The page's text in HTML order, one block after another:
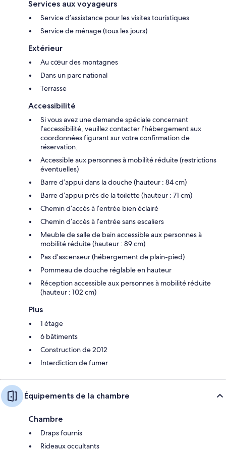
Services aux voyageurs
Service d’assistance pour les visites touristiques
Service de ménage (tous les jours)
Extérieur
Au cœur des montagnes
Dans un parc national
Terrasse
Accessibilité
Si vous avez une demande spéciale concernant
l’accessibilité, veuillez contacter l’hébergement aux
coordonnées figurant sur votre confirmation de
réservation.
Accessible aux personnes à mobilité réduite (restrictions
éventuelles)
Barre d’appui dans la douche (hauteur : 84 cm)
Barre d’appui près de la toilette (hauteur : 71 cm)
Chemin d’accès à l’entrée bien éclairé
Chemin d’accès à l’entrée sans escaliers
Meuble de salle de bain accessible aux personnes à
mobilité réduite (hauteur : 89 cm)
Pas d’ascenseur (hébergement de plain-pied)
Pommeau de douche réglable en hauteur
Réception accessible aux personnes à mobilité réduite
(hauteur : 102 cm)
Plus
1 étage
6 bâtiments
Construction de 2012
Interdiction de fumer
Équipements de la chambre
Chambre
Draps fournis
Rideaux occultants